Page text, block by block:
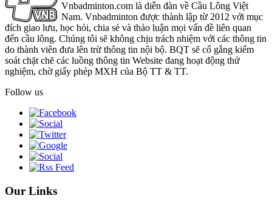
Vnbadminton.com là diễn đàn về Cầu Lông Việt
Nam. Vnbadminton được thành lập từ 2012 với mục
đích giao lưu, học hỏi, chia sẻ và thảo luận mọi vấn đề liên quan
đến cầu lông. Chúng tôi sẽ không chịu trách nhiệm với các thông tin
do thành viên đưa lên trừ thông tin nội bộ. BQT sẽ cố gắng kiểm
soát chặt chẽ các luồng thông tin Website đang hoạt động thử
nghiệm, chờ giấy phép MXH của Bộ TT & TT.
Follow us
Our Links